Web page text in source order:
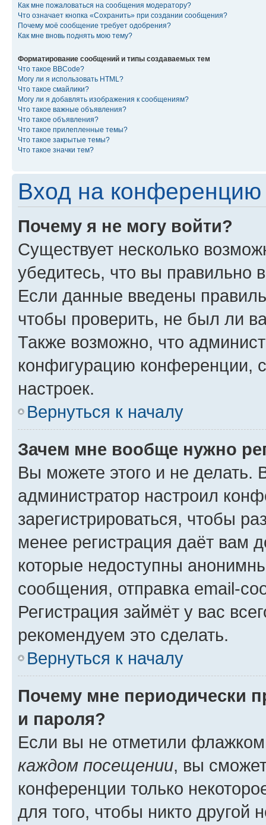
Как мне пожаловаться на сообщения модератору?
Что означает кнопка «Сохранить» при создании сообщения?
Почему моё сообщение требует одобрения?
Как мне вновь поднять мою тему?
Форматирование сообщений и типы создаваемых тем
Что такое BBCode?
Могу ли я использовать HTML?
Что такое смайлики?
Могу ли я добавлять изображения к сообщениям?
Что такое важные объявления?
Что такое объявления?
Что такое прилепленные темы?
Что такое закрытые темы?
Что такое значки тем?
Вход на конференцию
Почему я не могу войти?
Существует несколько
убедитесь, что вы правильно
Если данные введены
чтобы проверить, не был ли
Также возможно, что
конфигурацию конференции,
настроек.
Вернуться к началу
Зачем мне вообще нужно
Вы можете этого и не делать.
администратор настроил
зарегистрироваться, чтобы
менее регистрация даёт вам
которые недоступны
сообщения, отправка email-
Регистрация займёт у вас
рекомендуем это сделать.
Вернуться к началу
Почему мне периодически
и пароля?
Если вы не отметили
каждом посещении, вы
конференции только
для того, чтобы никто другой